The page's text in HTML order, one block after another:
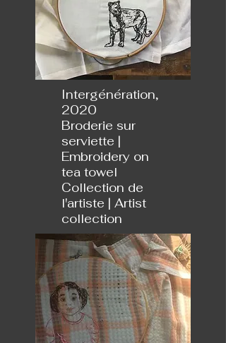
Intergénération,
2020
Broderie sur
serviette |
Embroidery on
tea towel
Collection de
l'artiste | Artist
collection